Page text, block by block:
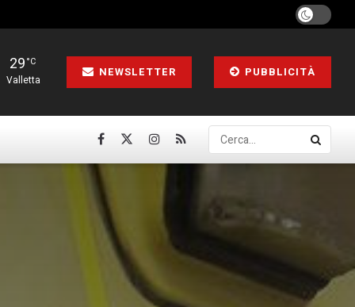
29°C
Valletta
NEWSLETTER PUBBLICITÀ